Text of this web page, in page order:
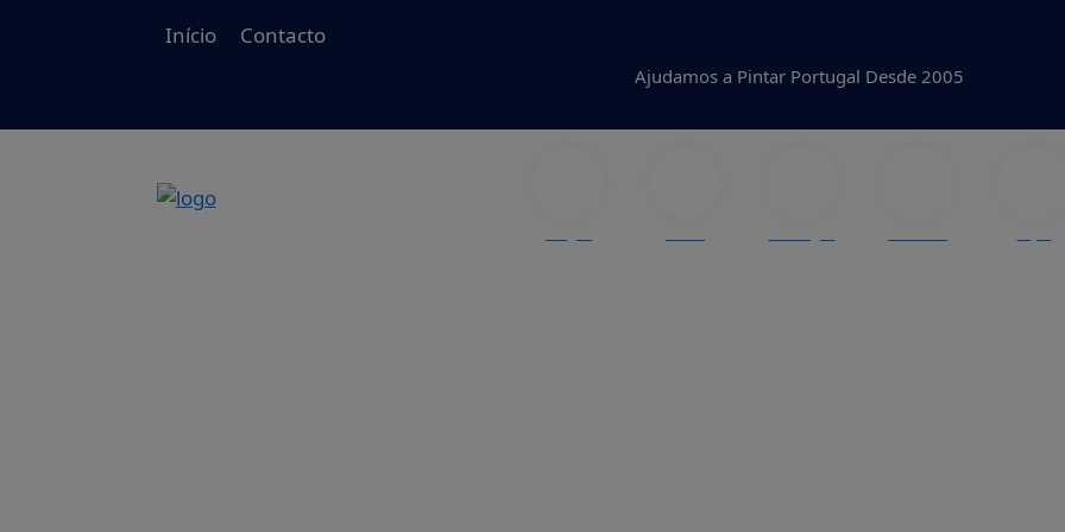
Início Contacto
Ajudamos a Pintar Portugal Desde 2005